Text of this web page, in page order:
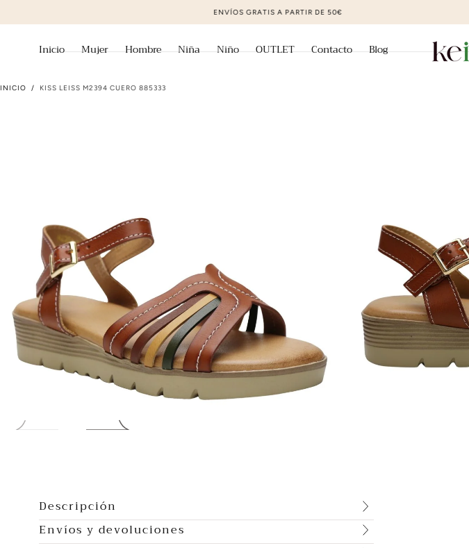
Inicio Mujer Hombre Niña Niño OUTLET Contacto Blog
modal
INICIO / KISS LEISS M2394 CUERO 885333
Descripción
Envíos y devoluciones